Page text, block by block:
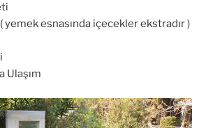
yemek esnasında içecekler ekstradır )
Ulaşım